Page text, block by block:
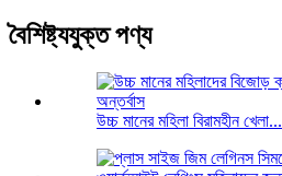
বৈশিষ্ট্যযুক্ত পণ্য
উচ্চ মানের মহিলা বিরামহীন খেলা...